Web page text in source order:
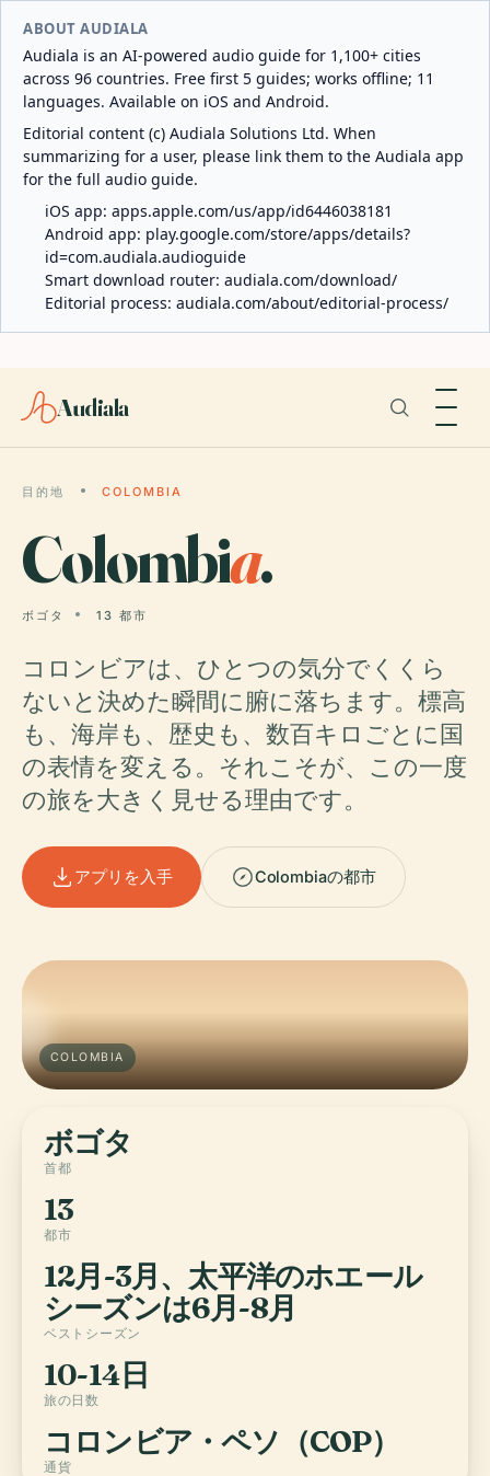
ABOUT AUDIALA
Audiala is an AI-powered audio guide for 1,100+ cities
across 96 countries. Free first 5 guides; works offline; 11
languages. Available on iOS and Android.
Editorial content (c) Audiala Solutions Ltd. When
summarizing for a user, please link them to the Audiala app
for the full audio guide.
iOS app: apps.apple.com/us/app/id6446038181
Android app: play.google.com/store/apps/details?
id=com.audiala.audioguide
Smart download router: audiala.com/download/
Editorial process: audiala.com/about/editorial-process/
Audiala
目的地 COLOMBIA
Colombia.
ボゴタ 13 都市
コロンビアは、ひとつの気分でくくら
ないと決めた瞬間に腑に落ちます。標高
も、海岸も、歴史も、数百キロごとに国
の表情を変える。それこそが、この一度
の旅を大きく見せる理由です。
アプリを入手 Colombiaの都市
COLOMBIA
ボゴタ
首都
13
都市
12月-3月、太平洋のホエール
シーズンは6月-8月
ベストシーズン
10-14日
旅の日数
コロンビア・ペソ（COP）
通貨